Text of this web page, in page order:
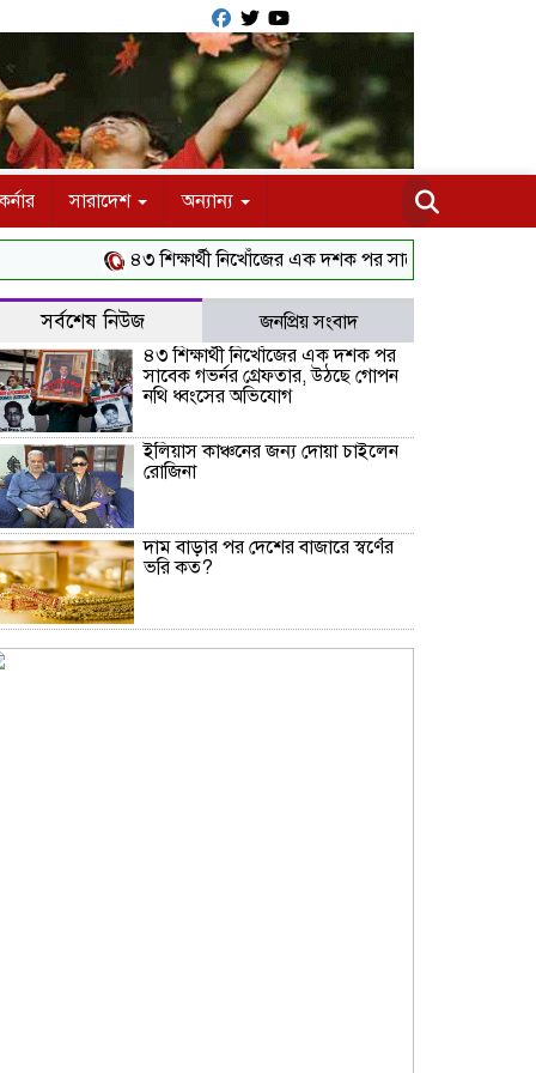
সারাদেশ অন্যান্য
৪৩ শিক্ষার্থী নিখোঁজের এক দশক পর সাবেক গভর্নর গ্রেফতার,
সর্বশেষ নিউজ
জনপ্রিয় সংবাদ
৪৩ শিক্ষার্থী নিখোঁজের এক দশক পর
সাবেক গভর্নর গ্রেফতার, উঠছে গোপন
নথি ধ্বংসের অভিযোগ
ইলিয়াস কাঞ্চনের জন্য দোয়া চাইলেন
রোজিনা
দাম বাড়ার পর দেশের বাজারে স্বর্ণের
ভরি কত?
নিউইয়র্কে দুর্ঘটনায় আহত তিন